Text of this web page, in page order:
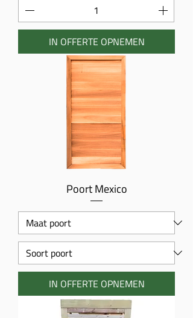
IN OFFERTE OPNEMEN
Poort Mexico
IN OFFERTE OPNEMEN